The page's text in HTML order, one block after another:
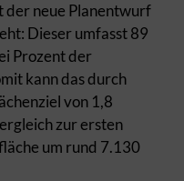
der neue Planentwurf
Dieser umfasst 89
Prozent der
kann das durch
von 1,8
zur ersten
um rund 7.130